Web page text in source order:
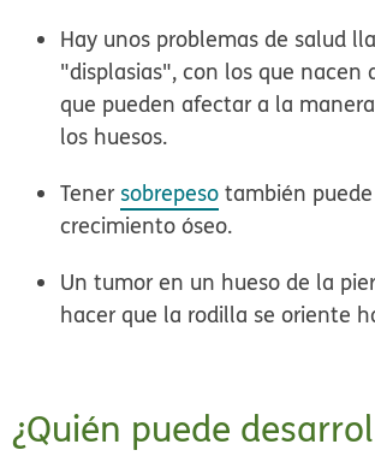
Hay unos problemas de salud
"displasias", con los que nacen
que pueden afectar a la
los huesos.
Tener sobrepeso también
crecimiento óseo.
Un tumor en un hueso de la
hacer que la rodilla se oriente
¿Quién puede